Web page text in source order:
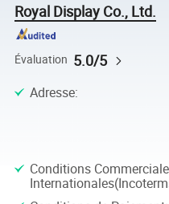
Royal Display Co., Ltd.
Évaluation 5.0/5
Adresse:
Conditions